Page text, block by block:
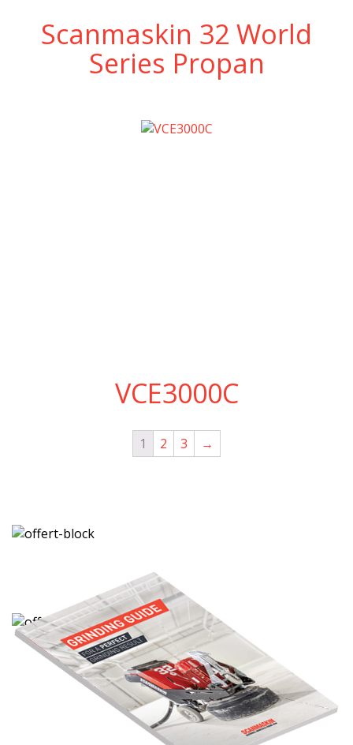
Scanmaskin 32 World
Series Propan
VCE3000C
1 2 3 →